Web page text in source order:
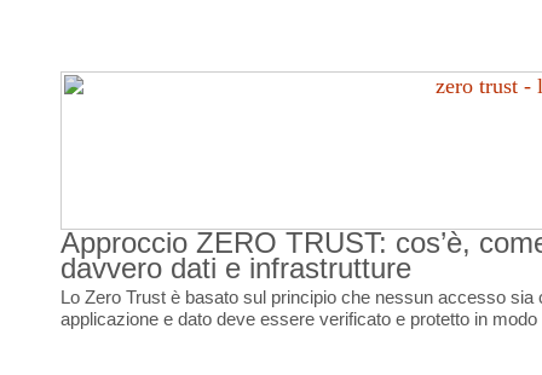
Approccio ZERO TRUST: cos’è,
davvero dati e infrastrutture
Lo Zero Trust è basato sul principio che nessun accesso
applicazione e dato deve essere verificato e protetto in modo